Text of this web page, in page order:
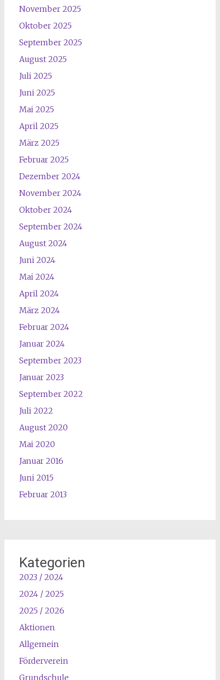
November 2025
Oktober 2025
September 2025
August 2025
Juli 2025
Juni 2025
Mai 2025
April 2025
März 2025
Februar 2025
Dezember 2024
November 2024
Oktober 2024
September 2024
August 2024
Juni 2024
Mai 2024
April 2024
März 2024
Februar 2024
Januar 2024
September 2023
Januar 2023
September 2022
Juli 2022
August 2020
Mai 2020
Januar 2016
Juni 2015
Februar 2013
Kategorien
2023 / 2024
2024 / 2025
2025 / 2026
Aktionen
Allgemein
Förderverein
Grundschule